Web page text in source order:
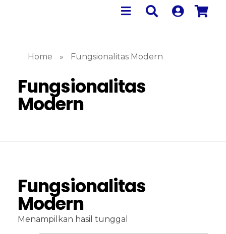
Home » Fungsionalitas Modern
Fungsionalitas
Modern
Fungsionalitas
Modern
Menampilkan hasil tunggal